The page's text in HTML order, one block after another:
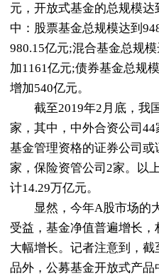
元，开放式基金的总规模
中：股票基金总规模达到
980.15亿元;混合基金总规
加1161亿元;债券基金总规
增加540亿元。
截至2019年2月底，我国
家，其中，中外合资公司
基金管理资格的证券公司
家，保险资管公司2家。以
计14.29万亿元。
显然，今年A股市场的大
受益，基金净值普遍增长
大幅增长。记者注意到，
品外，公募基金开放式产